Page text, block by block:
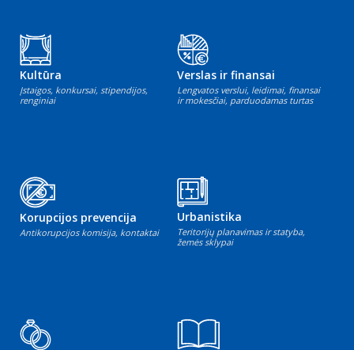
Kultūra
Įstaigos, konkursai, stipendijos,
renginiai
Verslas ir finansai
Lengvatos verslui, leidimai, finansai
ir mokesčiai, parduodamas turtas
Korupcijos prevencija
Antikorupcijos komisija, kontaktai
Urbanistika
Teritorijų planavimas ir statyba,
žemės sklypai